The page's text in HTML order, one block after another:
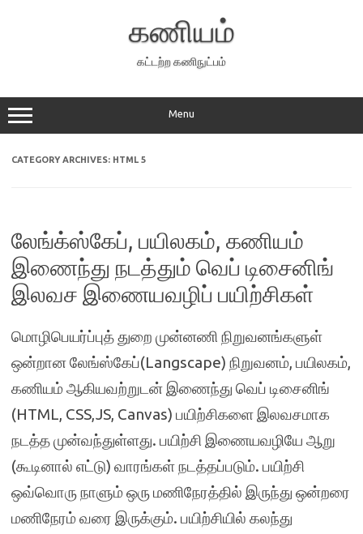
கணியம்
கட்டற்ற கணிநுட்பம்
Menu
CATEGORY ARCHIVES: HTML 5
லேங்க்ஸ்கேப், பயிலகம், கணியம்
இணைந்து நடத்தும் வெப் டிசைனிங்
இலவச இணையவழிப் பயிற்சிகள்
மொழிபெயர்ப்புத் துறை முன்னணி நிறுவனங்களுள்
ஒன்றான லேங்ஸ்கேப்(Langscape) நிறுவனம், பயிலகம்,
கணியம் ஆகியவற்றுடன் இணைந்து வெப் டிசைனிங்
(HTML, CSS,JS, Canvas) பயிற்சிகளை இலவசமாக
நடத்த முன்வந்துள்ளது. பயிற்சி இணையவழியே ஆறு
(கூடினால் எட்டு) வாரங்கள் நடத்தப்படும். பயிற்சி
ஒவ்வொரு நாளும் ஒரு மணிநேரத்தில் இருந்து ஒன்றரை
மணிநேரம் வரை இருக்கும். பயிற்சியில் கலந்து